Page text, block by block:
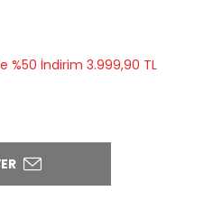
%50 İndirim 3.999,90 TL